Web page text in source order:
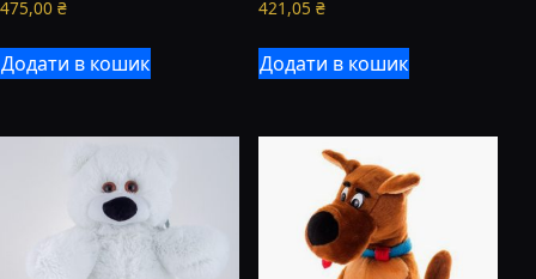
475,00 ₴
Додати в кошик
421,05₴
Додати в кошик